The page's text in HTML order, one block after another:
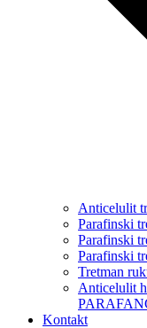
Anticelulit
Parafinski
Parafinski
Parafinski
Tretman
Anticelulit
Kontakt